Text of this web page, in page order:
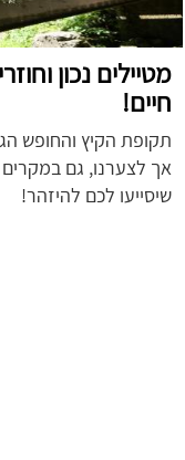
חיים!
תקופת הקיץ והחופש
אך לצערנו, גם
שיסייעו לכם להיזהר!